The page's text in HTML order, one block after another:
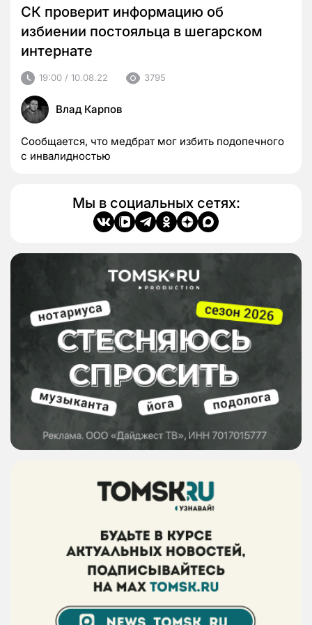
СК проверит информацию об
избиении постояльца в шегарском
интернате
19:00 / 10.08.22 3795
Влад Карпов
Сообщается, что медбрат мог избить подопечного
с инвалидностью
Мы в социальных сетях: